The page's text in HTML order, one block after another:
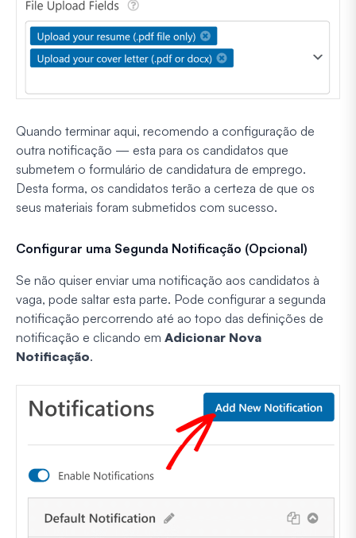
Quando terminar aqui, recomendo a configuração de
outra notificação — esta para os candidatos que
submetem o formulário de candidatura de emprego.
Desta forma, os candidatos terão a certeza de que os
seus materiais foram submetidos com sucesso.
Configurar uma Segunda Notificação (Opcional)
Se não quiser enviar uma notificação aos candidatos à
vaga, pode saltar esta parte. Pode configurar a segunda
notificação percorrendo até ao topo das definições de
notificação e clicando em Adicionar Nova
Notificação.